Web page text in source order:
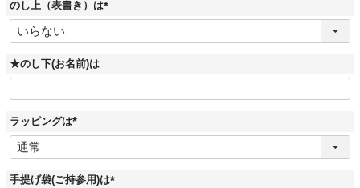
のし上（表書き）は
(
須
★のし下(お名前)は
ラッピングは
(
須
)
手提げ袋(ご持参用)は